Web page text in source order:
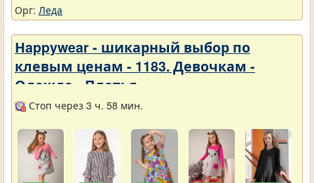
Орг: Леда
Нappywear - шикарный выбор по
клевым ценам - 1183. Девочкам -
Одежда - Платья
Стоп через 3 ч. 58 мин.